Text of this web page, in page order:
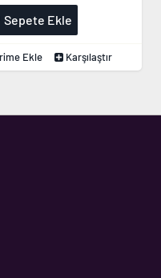
Sepete Ekle
Ekle Karşılaştır